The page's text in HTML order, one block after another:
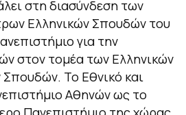
στη διασύνδεση των
Ελληνικών Σπουδών του
για την
στον τομέα των Ελληνικών
Το Εθνικό και
Αθηνών ως το